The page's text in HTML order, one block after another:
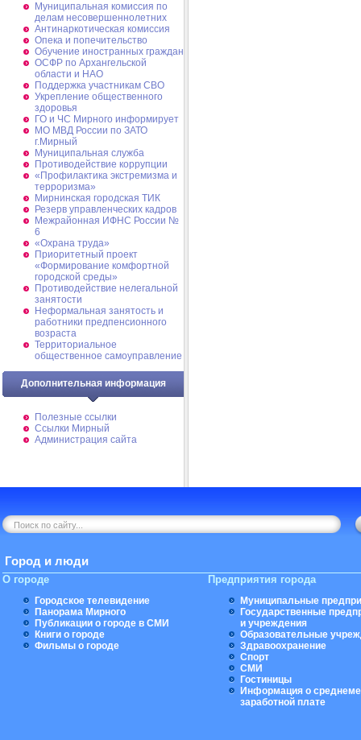
Муниципальная комиссия по
делам несовершеннолетних
Антинаркотическая комиссия
Опека и попечительство
Обучение иностранных граждан
ОСФР по Архангельской
области и НАО
Поддержка участникам СВО
Укрепление общественного
здоровья
ГО и ЧС Мирного информирует
МО МВД России по ЗАТО
г.Мирный
Муниципальная cлужба
Противодействие коррупции
«Профилактика экстремизма и
терроризма»
Мирнинская городская ТИК
Резерв управленческих кадров
Межрайонная ИФНС России №
6
«Охрана труда»
Приоритетный проект
«Формирование комфортной
городской среды»
Противодействие нелегальной
занятости
Неформальная занятость и
работники предпенсионного
возраста
Территориальное
общественное самоуправление
Дополнительная информация
Полезные ссылки
Ссылки Мирный
Администрация сайта
Город и люди
О городе
Городское телевидение
Панорама Мирного
Публикации о городе в СМИ
Книги о городе
Фильмы о городе
Предприятия города
Муниципальные
Государственные
и учреждения
Образовательные
Здравоохранение
Спорт
СМИ
Гостиницы
Информация о
заработной плате